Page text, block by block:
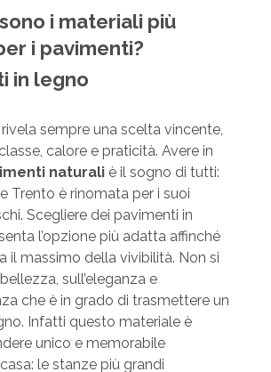
i materiali più
i pavimenti?
in legno
rivela sempre una scelta vincente,
calore e praticità. Avere in
naturali è il sogno di tutti:
Trento è rinomata per i suoi
Scegliere dei pavimenti in
l’opzione più adatta affinché
il massimo della vivibilità. Non si
sull’eleganza e
che è in grado di trasmettere un
Infatti questo materiale è
unico e memorabile
le stanze più grandi